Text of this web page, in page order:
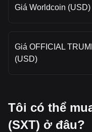
Giá Worldcoin (USD)
Giá OFFICIAL
(USD)
Tôi có thể
(SXT) ở đâu?